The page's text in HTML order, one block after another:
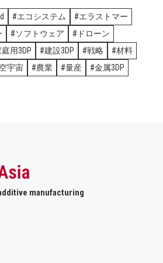
エコシステム
エラストマー
ソフトウェア
ドローン
用3DP 建設3DP 戦略
材料
宇宙 農業 量産
金属3DP
manufacturing